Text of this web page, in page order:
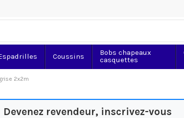
Coussins
Bobs chapeaux
casquettes
2x2m
Devenez revendeur, inscrivez-vous